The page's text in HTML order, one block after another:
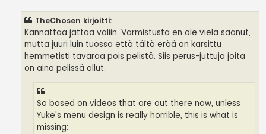
TheChosen kirjoitti:
Kannattaa jättää väliin. Varmistusta en ole vielä saanut,
mutta juuri luin tuossa että tältä erää on karsittu
hemmetisti tavaraa pois pelistä. Siis perus-juttuja joita
on aina pelissä ollut.
So based on videos that are out there now, unless
Yuke's menu design is really horrible, this is what is
missing: